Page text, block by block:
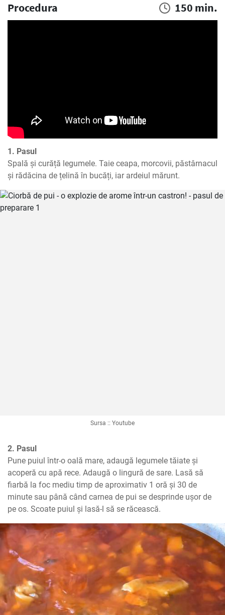
Procedura 150 min.
1. Pasul
Spală și curăță legumele. Taie ceapa, morcovii, păstârnacul
și rădăcina de țelină în bucăți, iar ardeiul mărunt.
Sursa :: Youtube
2. Pasul
Pune puiul într-o oală mare, adaugă legumele tăiate și
acoperă cu apă rece. Adaugă o lingură de sare. Lasă să
fiarbă la foc mediu timp de aproximativ 1 oră și 30 de
minute sau până când carnea de pui se desprinde ușor de
pe os. Scoate puiul și lasă-l să se răcească.